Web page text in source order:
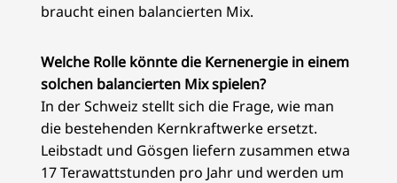
braucht einen balancierten Mix.
Welche Rolle könnte die Kernenergie in einem
solchen balancierten Mix spielen?
In der Schweiz stellt sich die Frage, wie man
die bestehenden Kernkraftwerke ersetzt.
Leibstadt und Gösgen liefern zusammen etwa
17 Terawattstunden pro Jahr und werden um